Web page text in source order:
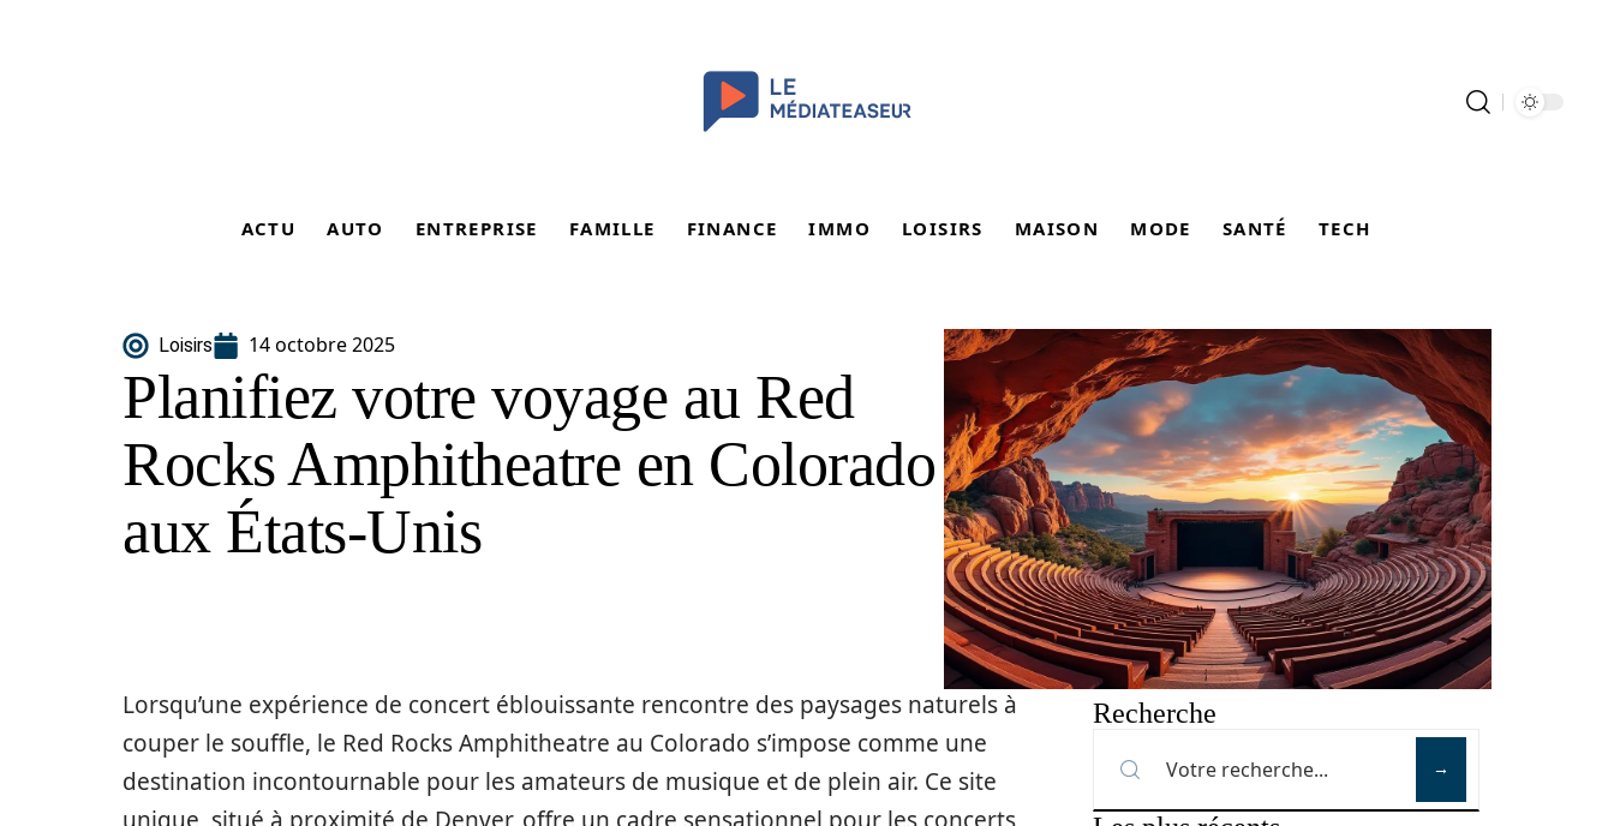
ACTU AUTO ENTREPRISE FAMILLE FINANCE IMMO LOISIRS MAISON MODE SANTÉ TECH
Loisirs 14 octobre 2025
Planifiez votre voyage au Red
Rocks Amphitheatre en Colorado
aux États‑Unis
Lorsqu’une expérience de concert éblouissante rencontre des paysages naturels à
couper le souffle, le Red Rocks Amphitheatre au Colorado s’impose comme une
destination incontournable pour les amateurs de musique et de plein air. Ce site
Recherche